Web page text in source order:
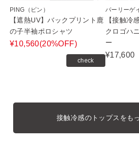
PING（ピン）
【遮熱UV】バックプリント鹿
の子半袖ポロシャツ
¥10,560(20%OFF)
check
パーリーゲ
【接触冷
クロゴハ
ー
¥17,600
接触冷感のトップスをも